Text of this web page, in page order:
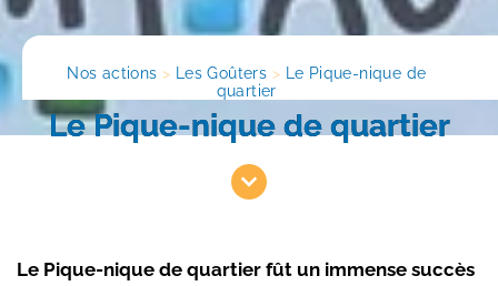
Nos actions > Les Goûters >
Le Pique-nique de
quartier
Le Pique-nique de quartier
Le Pique-nique de quartier fût un immense succès